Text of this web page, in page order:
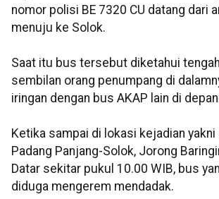
nomor polisi BE 7320 CU datang dari
menuju ke Solok.
Saat itu bus tersebut diketahui
sembilan orang penumpang di
iringan dengan bus AKAP lain di
Ketika sampai di lokasi kejadian yakni
Padang Panjang-Solok, Jorong
Datar sekitar pukul 10.00 WIB, bus
diduga mengerem mendadak.